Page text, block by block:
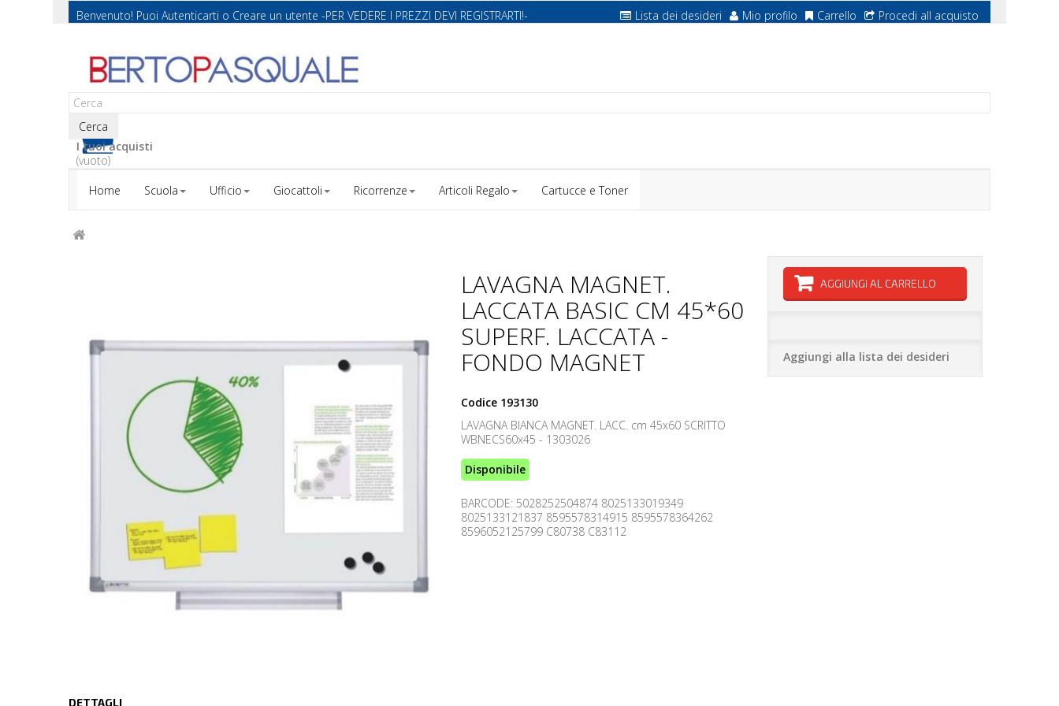
Benvenuto! Puoi Autenticarti o Creare un utente -PER VEDERE I PREZZI DEVI REGISTRARTI!- Lista dei desideri Mio profilo Carrello Procedi all acquisto
Cerca
I tuoi acquisti
(vuoto)
Home
Scuola Ufficio Giocattoli Ricorrenze Articoli Regalo Cartucce e Toner
LAVAGNA MAGNET.
LACCATA BASIC CM 45*60
SUPERF. LACCATA -
FONDO MAGNET
Codice 193130
LAVAGNA BIANCA MAGNET. LACC. cm 45x60 SCRITTO
WBNECS60x45 - 1303026
Disponibile
BARCODE: 5028252504874 8025133019349
8025133121837 8595578314915 8595578364262
8596052125799 C80738 C83112
AGGIUNGI AL CARRELLO
Aggiungi alla lista dei desideri
DETTAGLI